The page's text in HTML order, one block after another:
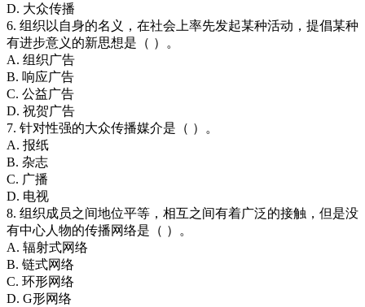
D. 大众传播
6. 组织以自身的名义，在社会上率先发起某种活动，提倡某种
有进步意义的新思想是（ ）。
A. 组织广告
B. 响应广告
C. 公益广告
D. 祝贺广告
7. 针对性强的大众传播媒介是（ ）。
A. 报纸
B. 杂志
C. 广播
D. 电视
8. 组织成员之间地位平等，相互之间有着广泛的接触，但是没
有中心人物的传播网络是（ ）。
A. 辐射式网络
B. 链式网络
C. 环形网络
D. G形网络